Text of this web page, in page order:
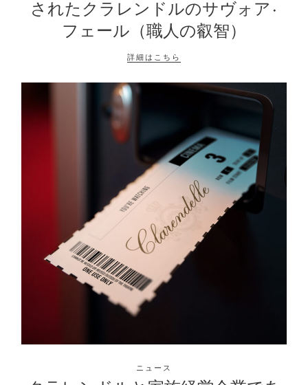
されたクラレンドルのサヴォア·
フェール（職人の叡智）
詳細はこちら
ニュース